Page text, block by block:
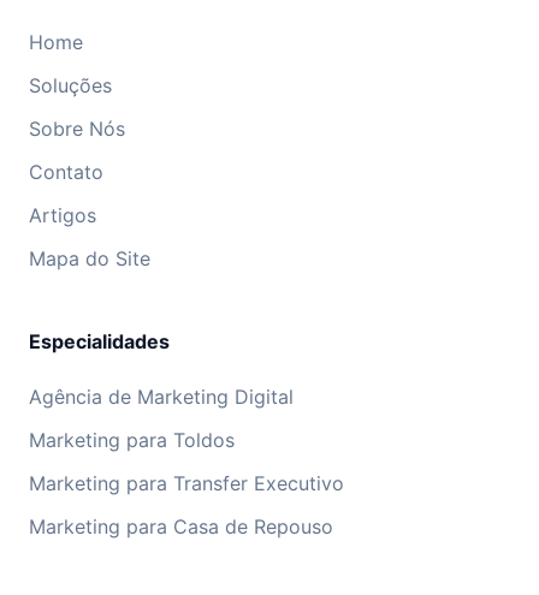
Home
Soluções
Sobre Nós
Contato
Artigos
Mapa do Site
Especialidades
Agência de Marketing Digital
Marketing para Toldos
Marketing para Transfer Executivo
Marketing para Casa de Repouso